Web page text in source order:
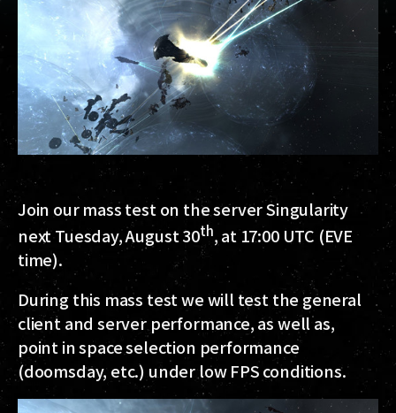
Join our mass test on the server Singularity
next Tuesday, August 30th, at 17:00 UTC (EVE
time).
During this mass test we will test the general
client and server performance, as well as,
point in space selection performance
(doomsday, etc.) under low FPS conditions.